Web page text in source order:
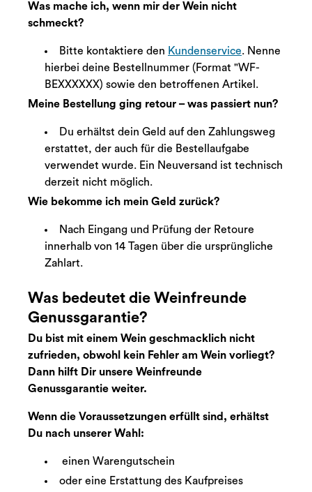
Was mache ich, wenn mir der Wein nicht
schmeckt?
Bitte kontaktiere den Kundenservice. Nenne
hierbei deine Bestellnummer (Format "WF-
BEXXXXXX) sowie den betroffenen Artikel.
Meine Bestellung ging retour – was passiert nun?
Du erhältst dein Geld auf den Zahlungsweg
erstattet, der auch für die Bestellaufgabe
verwendet wurde. Ein Neuversand ist technisch
derzeit nicht möglich.
Wie bekomme ich mein Geld zurück?
Nach Eingang und Prüfung der Retoure
innerhalb von 14 Tagen über die ursprüngliche
Zahlart.
Was bedeutet die Weinfreunde
Genussgarantie?
Du bist mit einem Wein geschmacklich nicht
zufrieden, obwohl kein Fehler am Wein vorliegt?
Dann hilft Dir unsere Weinfreunde
Genussgarantie weiter.
Wenn die Voraussetzungen erfüllt sind, erhältst
Du nach unserer Wahl:
einen Warengutschein
oder eine Erstattung des Kaufpreises